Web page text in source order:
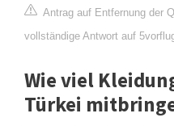
Antrag auf Entfernung der
vollständige Antwort auf
Wie viel
Türkei